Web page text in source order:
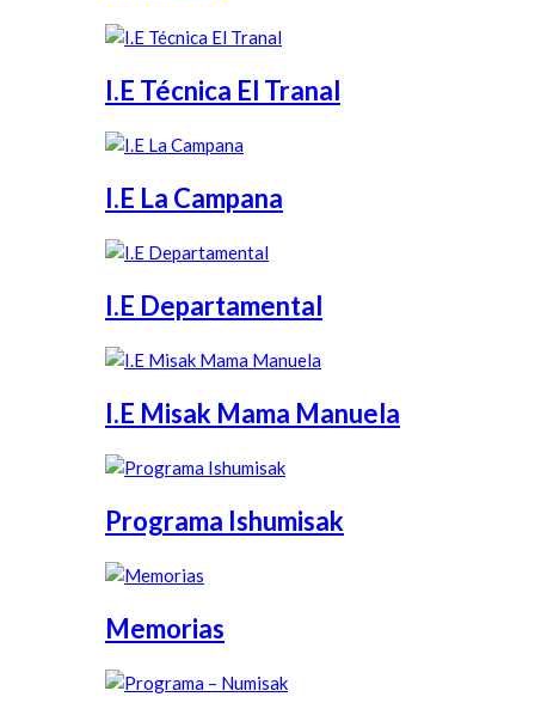
I.E Técnica El Tranal
I.E La Campana
I.E Departamental
I.E Misak Mama Manuela
Programa Ishumisak
Memorias